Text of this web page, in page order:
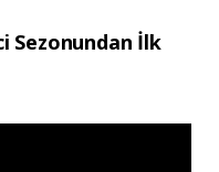
Sezonundan İlk